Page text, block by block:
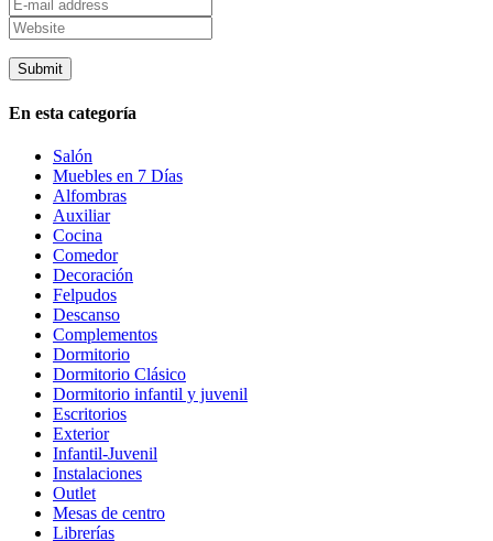
En esta categoría
Salón
Muebles en 7 Días
Alfombras
Auxiliar
Cocina
Comedor
Decoración
Felpudos
Descanso
Complementos
Dormitorio
Dormitorio Clásico
Dormitorio infantil y juvenil
Escritorios
Exterior
Infantil-Juvenil
Instalaciones
Outlet
Mesas de centro
Librerías